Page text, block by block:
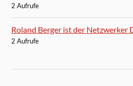
2 Aufrufe
Roland Berger ist der Netzwerker
2 Aufrufe